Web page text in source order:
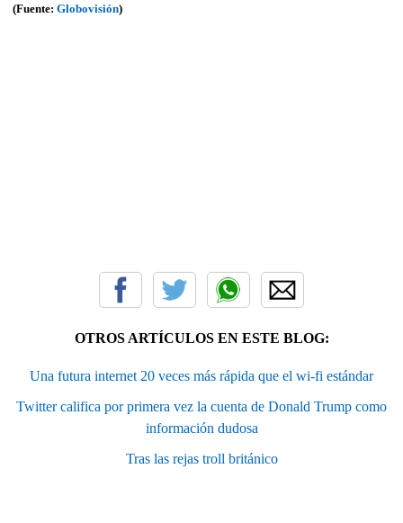
(Fuente: Globovisión)
OTROS ARTÍCULOS EN ESTE BLOG:
Una futura internet 20 veces más rápida que el wi-fi estándar
Twitter califica por primera vez la cuenta de Donald Trump como
información dudosa
Tras las rejas troll británico